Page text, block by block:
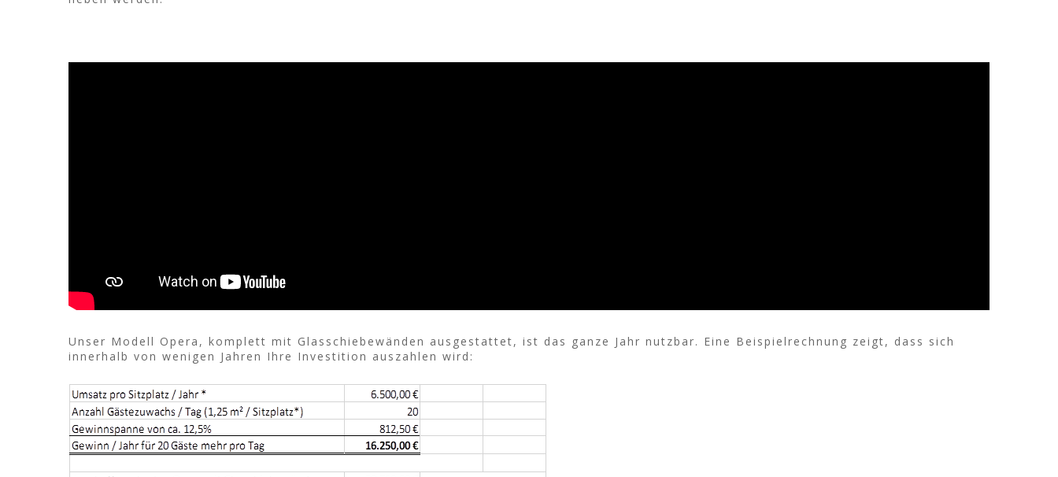
Unser Modell Opera, komplett mit Glasschiebewänden ausgestattet, ist das ganze Jahr nutzbar. Eine Beispielrechnung zeigt, dass sich
innerhalb von wenigen Jahren Ihre Investition auszahlen wird: